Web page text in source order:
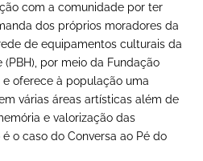
com a comunidade por ter
dos próprios moradores da
de equipamentos culturais da
por meio da Fundação
e oferece à população uma
várias áreas artísticas além de
e valorização das
o caso do Conversa ao Pé do